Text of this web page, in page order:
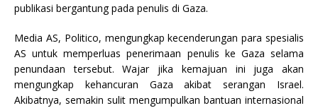
publikasi bergantung pada penulis di Gaza.
Media AS, Politico, mengungkap kecenderungan para spesialis
AS untuk memperluas penerimaan penulis ke Gaza selama
penundaan tersebut. Wajar jika kemajuan ini juga akan
mengungkap kehancuran Gaza akibat serangan Israel.
Akibatnya, semakin sulit mengumpulkan bantuan internasional